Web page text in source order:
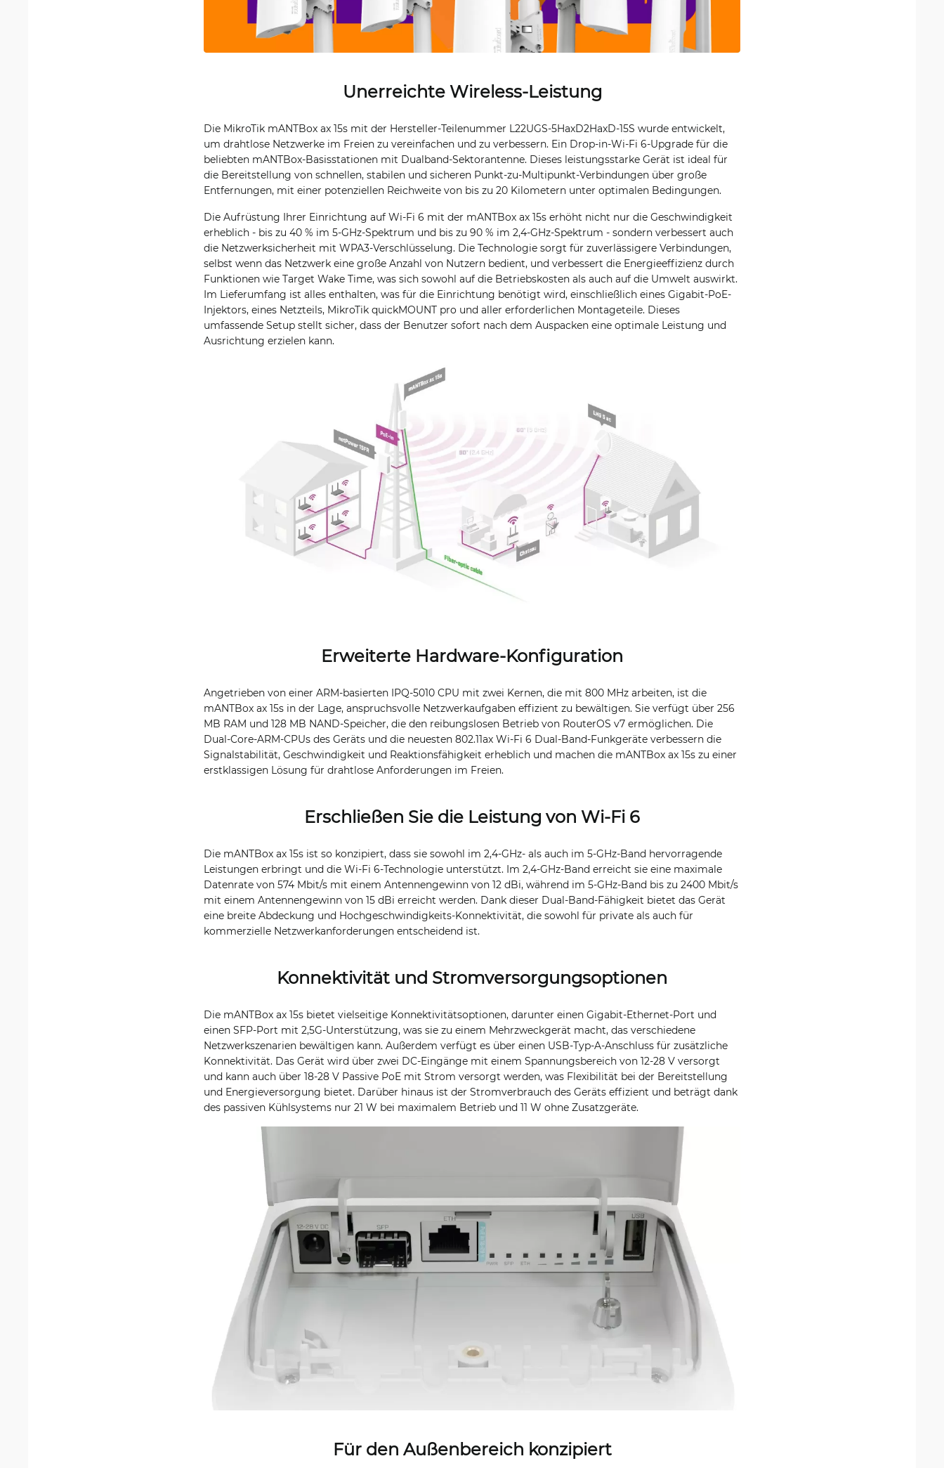
Unerreichte Wireless-Leistung
Die MikroTik mANTBox ax 15s mit der Hersteller-Teilenummer L22UGS-5HaxD2HaxD-15S wurde entwickelt,
um drahtlose Netzwerke im Freien zu vereinfachen und zu verbessern. Ein Drop-in-Wi-Fi 6-Upgrade für die
beliebten mANTBox-Basisstationen mit Dualband-Sektorantenne. Dieses leistungsstarke Gerät ist ideal für
die Bereitstellung von schnellen, stabilen und sicheren Punkt-zu-Multipunkt-Verbindungen über große
Entfernungen, mit einer potenziellen Reichweite von bis zu 20 Kilometern unter optimalen Bedingungen.
Die Aufrüstung Ihrer Einrichtung auf Wi-Fi 6 mit der mANTBox ax 15s erhöht nicht nur die Geschwindigkeit
erheblich - bis zu 40 % im 5-GHz-Spektrum und bis zu 90 % im 2,4-GHz-Spektrum - sondern verbessert auch
die Netzwerksicherheit mit WPA3-Verschlüsselung. Die Technologie sorgt für zuverlässigere Verbindungen,
selbst wenn das Netzwerk eine große Anzahl von Nutzern bedient, und verbessert die Energieeffizienz durch
Funktionen wie Target Wake Time, was sich sowohl auf die Betriebskosten als auch auf die Umwelt auswirkt.
Im Lieferumfang ist alles enthalten, was für die Einrichtung benötigt wird, einschließlich eines Gigabit-PoE-
Injektors, eines Netzteils, MikroTik quickMOUNT pro und aller erforderlichen Montageteile. Dieses
umfassende Setup stellt sicher, dass der Benutzer sofort nach dem Auspacken eine optimale Leistung und
Ausrichtung erzielen kann.
Erweiterte Hardware-Konfiguration
Angetrieben von einer ARM-basierten IPQ-5010 CPU mit zwei Kernen, die mit 800 MHz arbeiten, ist die
mANTBox ax 15s in der Lage, anspruchsvolle Netzwerkaufgaben effizient zu bewältigen. Sie verfügt über 256
MB RAM und 128 MB NAND-Speicher, die den reibungslosen Betrieb von RouterOS v7 ermöglichen. Die
Dual-Core-ARM-CPUs des Geräts und die neuesten 802.11ax Wi-Fi 6 Dual-Band-Funkgeräte verbessern die
Signalstabilität, Geschwindigkeit und Reaktionsfähigkeit erheblich und machen die mANTBox ax 15s zu einer
erstklassigen Lösung für drahtlose Anforderungen im Freien.
Erschließen Sie die Leistung von Wi-Fi 6
Die mANTBox ax 15s ist so konzipiert, dass sie sowohl im 2,4-GHz- als auch im 5-GHz-Band hervorragende
Leistungen erbringt und die Wi-Fi 6-Technologie unterstützt. Im 2,4-GHz-Band erreicht sie eine maximale
Datenrate von 574 Mbit/s mit einem Antennengewinn von 12 dBi, während im 5-GHz-Band bis zu 2400 Mbit/s
mit einem Antennengewinn von 15 dBi erreicht werden. Dank dieser Dual-Band-Fähigkeit bietet das Gerät
eine breite Abdeckung und Hochgeschwindigkeits-Konnektivität, die sowohl für private als auch für
kommerzielle Netzwerkanforderungen entscheidend ist.
Konnektivität und Stromversorgungsoptionen
Die mANTBox ax 15s bietet vielseitige Konnektivitätsoptionen, darunter einen Gigabit-Ethernet-Port und
einen SFP-Port mit 2,5G-Unterstützung, was sie zu einem Mehrzweckgerät macht, das verschiedene
Netzwerkszenarien bewältigen kann. Außerdem verfügt es über einen USB-Typ-A-Anschluss für zusätzliche
Konnektivität. Das Gerät wird über zwei DC-Eingänge mit einem Spannungsbereich von 12-28 V versorgt
und kann auch über 18-28 V Passive PoE mit Strom versorgt werden, was Flexibilität bei der Bereitstellung
und Energieversorgung bietet. Darüber hinaus ist der Stromverbrauch des Geräts effizient und beträgt dank
des passiven Kühlsystems nur 21 W bei maximalem Betrieb und 11 W ohne Zusatzgeräte.
Für den Außenbereich konzipiert